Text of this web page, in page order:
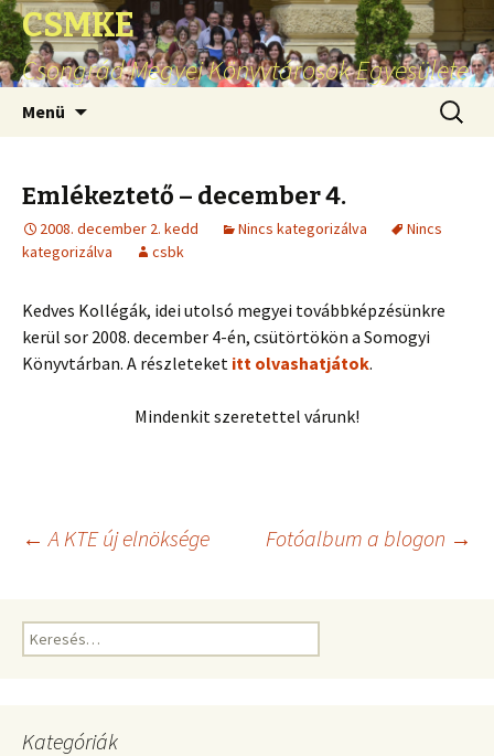
CSMKE
Csongrád Megyei Könyvtárosok Egyesülete
Menü
Emlékeztető – december 4.
2008. december 2. kedd Nincs kategorizálva
Nincs
kategorizálva
csbk
Kedves Kollégák, idei utolsó megyei továbbképzésünkre
kerül sor 2008. december 4-én, csütörtökön a Somogyi
Könyvtárban. A részleteket itt olvashatjátok.
Mindenkit szeretettel várunk!
Bejegyzés
navigáció
← A KTE új elnöksége Fotóalbum a blogon →
Keresés:
Kategóriák